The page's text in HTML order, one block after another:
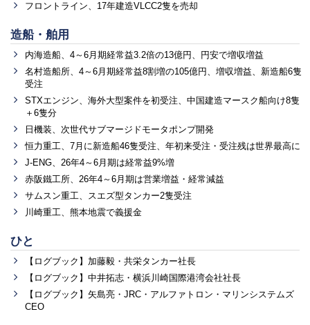
フロントライン、17年建造VLCC2隻を売却
造船・舶用
内海造船、4～6月期経常益3.2倍の13億円、円安で増収増益
名村造船所、4～6月期経常益8割増の105億円、増収増益、新造船6隻
受注
STXエンジン、海外大型案件を初受注、中国建造マースク船向け8隻
＋6隻分
日機装、次世代サブマージドモータポンプ開発
恒力重工、7月に新造船46隻受注、年初来受注・受注残は世界最高に
J-ENG、26年4～6月期は経常益9%増
赤阪鐵工所、26年4～6月期は営業増益・経常減益
サムスン重工、スエズ型タンカー2隻受注
川崎重工、熊本地震で義援金
ひと
【ログブック】加藤毅・共栄タンカー社長
【ログブック】中井拓志・横浜川崎国際港湾会社社長
【ログブック】矢島亮・JRC・アルファトロン・マリンシステムズ
CEO